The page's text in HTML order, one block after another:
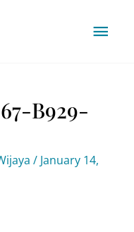
B929-
/ January 14,